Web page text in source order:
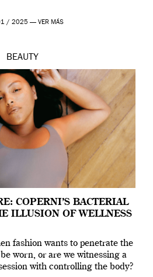
/ 2025 — VER MÁS
BEAUTY
COPERNI’S BACTERIAL
ILLUSION OF WELLNESS
fashion wants to penetrate the
worn, or are we witnessing a
with controlling the body?